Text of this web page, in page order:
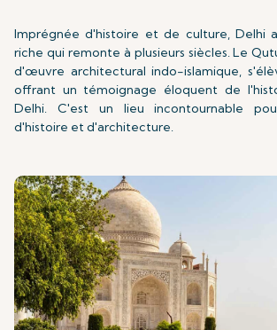
Imprégnée d'histoire et de culture, Delhi
riche qui remonte à plusieurs siècles. Le
d'œuvre architectural indo-islamique,
offrant un témoignage éloquent de
Delhi. C'est un lieu incontournable
d'histoire et d'architecture.